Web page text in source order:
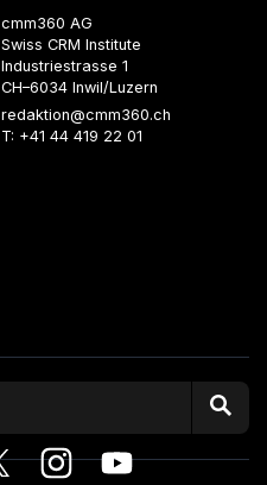
cmm360 AG
Swiss CRM Institute
Industriestrasse 1
CH–6034 Inwil/Luzern
redaktion@cmm360.ch
T: +41 44 419 22 01